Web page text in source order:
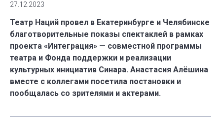
27.12.2023
Театр Наций провел в Екатеринбурге и Челябинске
благотворительные показы спектаклей в рамках
проекта «Интеграция» — совместной программы
театра и Фонда поддержки и реализации
культурных инициатив Синара. Анастасия Алёшина
вместе с коллегами посетила постановки и
пообщалась со зрителями и актерами.